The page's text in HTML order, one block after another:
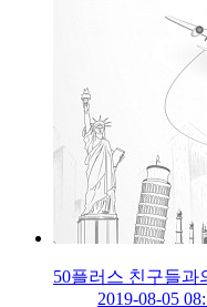
50플러스 친구들과
2019-08-05